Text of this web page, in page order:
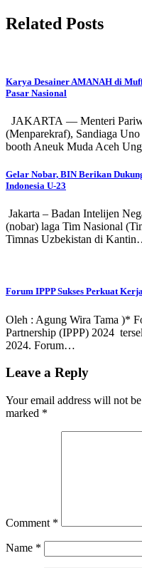
Related Posts
Karya Desainer AMANAH di
Pasar Nasional
JAKARTA — Menteri
(Menparekraf), Sandiaga
booth Aneuk Muda Aceh
Gelar Nobar, BIN Berikan
Indonesia U-23
Jakarta – Badan Intelijen
(nobar) laga Tim Nasional
Timnas Uzbekistan di
Forum IPPP Sukses Perkuat
Oleh : Agung Wira Tama )*
Partnership (IPPP) 2024
2024. Forum…
Leave a Reply
Your email address will not
marked *
Comment *
Name *